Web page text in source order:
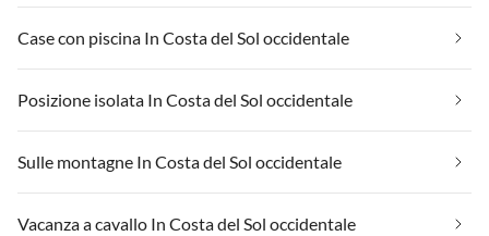
Case con piscina In Costa del Sol occidentale
Posizione isolata In Costa del Sol occidentale
Sulle montagne In Costa del Sol occidentale
Vacanza a cavallo In Costa del Sol occidentale